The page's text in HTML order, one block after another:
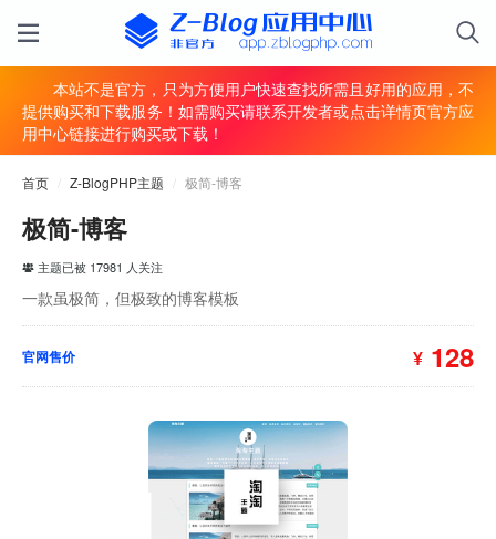
本站不是官方，只为方便用户快速查找所需且好用的应用，不
提供购买和下载服务！如需购买请联系开发者或点击详情页官方应
用中心链接进行购买或下载！
首页 Z-BlogPHP主题 极简-博客
极简-博客
主题已被 17981 人关注
一款虽极简，但极致的博客模板
¥ 128
官网售价